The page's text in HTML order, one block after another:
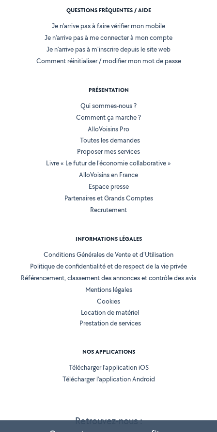
Retrouvez-nous :
QUESTIONS FRÉQUENTES / AIDE
Je n'arrive pas à faire vérifier mon mobile
Je n'arrive pas à me connecter à mon compte
Je n'arrive pas à m'inscrire depuis le site web
Comment réinitialiser / modifier mon mot de passe
PRÉSENTATION
Qui sommes-nous ?
Comment ça marche ?
AlloVoisins Pro
Toutes les demandes
Proposer mes services
Livre « Le futur de l'économie collaborative »
AlloVoisins en France
Espace presse
Partenaires et Grands Comptes
Recrutement
INFORMATIONS LÉGALES
Conditions Générales de Vente et d'Utilisation
Politique de confidentialité et de respect de la vie privée
Référencement, classement des annonces et contrôle des avis
Mentions légales
Cookies
Location de matériel
Prestation de services
NOS APPLICATIONS
Télécharger l’application iOS
Télécharger l’application Android